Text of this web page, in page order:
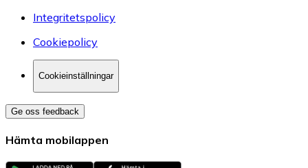
Integritetspolicy
Cookiepolicy
Cookieinställningar
Ge oss feedback
Hämta mobilappen